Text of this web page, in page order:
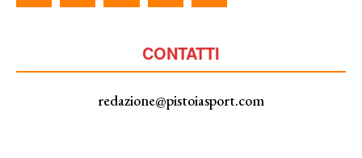
CONTATTI
redazione@pistoiasport.com